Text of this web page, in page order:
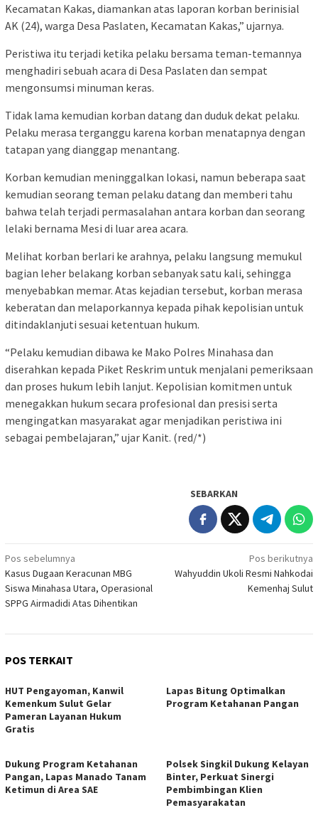
Kecamatan Kakas, diamankan atas laporan korban berinisial
AK (24), warga Desa Paslaten, Kecamatan Kakas,” ujarnya.
Peristiwa itu terjadi ketika pelaku bersama teman-temannya
menghadiri sebuah acara di Desa Paslaten dan sempat
mengonsumsi minuman keras.
Tidak lama kemudian korban datang dan duduk dekat pelaku.
Pelaku merasa terganggu karena korban menatapnya dengan
tatapan yang dianggap menantang.
Korban kemudian meninggalkan lokasi, namun beberapa saat
kemudian seorang teman pelaku datang dan memberi tahu
bahwa telah terjadi permasalahan antara korban dan seorang
lelaki bernama Mesi di luar area acara.
Melihat korban berlari ke arahnya, pelaku langsung memukul
bagian leher belakang korban sebanyak satu kali, sehingga
menyebabkan memar. Atas kejadian tersebut, korban merasa
keberatan dan melaporkannya kepada pihak kepolisian untuk
ditindaklanjuti sesuai ketentuan hukum.
“Pelaku kemudian dibawa ke Mako Polres Minahasa dan
diserahkan kepada Piket Reskrim untuk menjalani pemeriksaan
dan proses hukum lebih lanjut. Kepolisian komitmen untuk
menegakkan hukum secara profesional dan presisi serta
mengingatkan masyarakat agar menjadikan peristiwa ini
sebagai pembelajaran,” ujar Kanit. (red/*)
SEBARKAN
Navigasi
pos
Pos sebelumnya
Kasus Dugaan Keracunan MBG
Siswa Minahasa Utara, Operasional
SPPG Airmadidi Atas Dihentikan
Pos berikutnya
Wahyuddin Ukoli Resmi Nahkodai
Kemenhaj Sulut
POS TERKAIT
HUT Pengayoman, Kanwil
Kemenkum Sulut Gelar
Pameran Layanan Hukum
Gratis
Lapas Bitung Optimalkan
Program Ketahanan Pangan
Dukung Program Ketahanan
Pangan, Lapas Manado Tanam
Ketimun di Area SAE
Polsek Singkil Dukung Kelayan
Binter, Perkuat Sinergi
Pembimbingan Klien
Pemasyarakatan